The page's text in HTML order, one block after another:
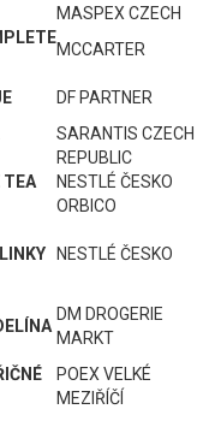
MASPEX CZECH
MCCARTER
DF PARTNER
SARANTIS CZECH
REPUBLIC
TEA
NESTLÉ ČESKO
ORBICO
NESTLÉ ČESKO
DM DROGERIE
MARKT
POEX VELKÉ
MEZIŘÍČÍ